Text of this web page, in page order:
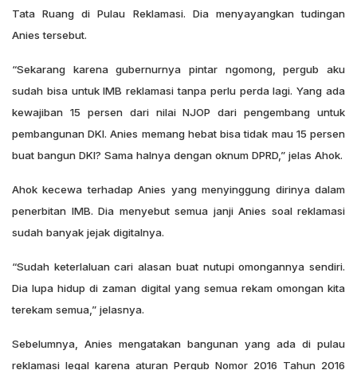
Tata Ruang di Pulau Reklamasi. Dia menyayangkan tudingan
Anies tersebut.
“Sekarang karena gubernurnya pintar ngomong, pergub aku
sudah bisa untuk IMB reklamasi tanpa perlu perda lagi. Yang ada
kewajiban 15 persen dari nilai NJOP dari pengembang untuk
pembangunan DKI. Anies memang hebat bisa tidak mau 15 persen
buat bangun DKI? Sama halnya dengan oknum DPRD,” jelas Ahok.
Ahok kecewa terhadap Anies yang menyinggung dirinya dalam
penerbitan IMB. Dia menyebut semua janji Anies soal reklamasi
sudah banyak jejak digitalnya.
“Sudah keterlaluan cari alasan buat nutupi omongannya sendiri.
Dia lupa hidup di zaman digital yang semua rekam omongan kita
terekam semua,” jelasnya.
Sebelumnya, Anies mengatakan bangunan yang ada di pulau
reklamasi legal karena aturan Pergub Nomor 2016 Tahun 2016